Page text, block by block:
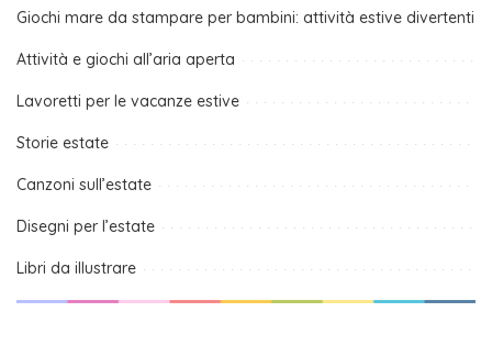
Giochi mare da stampare per bambini: attività estive divertenti
Attività e giochi all’aria aperta
Lavoretti per le vacanze estive
Storie estate
Canzoni sull’estate
Disegni per l’estate
Libri da illustrare